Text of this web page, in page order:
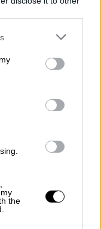
or more Google
You may click to
party tags to
in below Google
the
Άρειος
Κων.